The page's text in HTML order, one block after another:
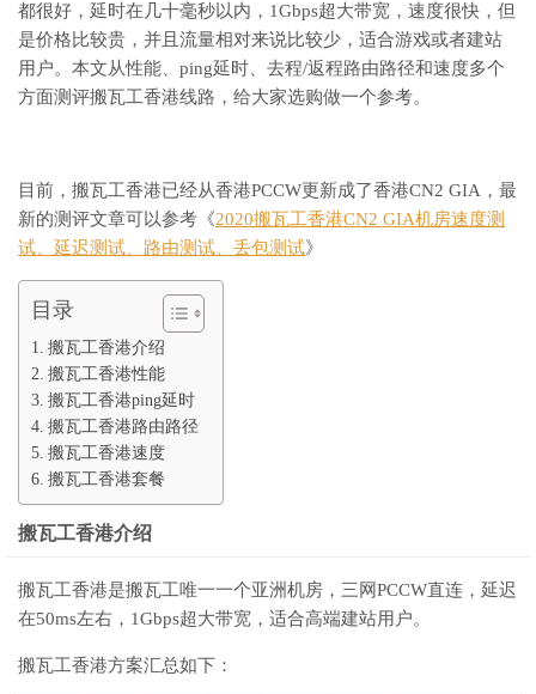
都很好，延时在几十毫秒以内，1Gbps超大带宽，速度很快，但
是价格比较贵，并且流量相对来说比较少，适合游戏或者建站
用户。本文从性能、ping延时、去程/返程路由路径和速度多个
方面测评搬瓦工香港线路，给大家选购做一个参考。
目前，搬瓦工香港已经从香港PCCW更新成了香港CN2 GIA，最
新的测评文章可以参考《2020搬瓦工香港CN2 GIA机房速度测
试、延迟测试、路由测试、丢包测试》
目录
搬瓦工香港介绍
搬瓦工香港性能
搬瓦工香港ping延时
搬瓦工香港路由路径
搬瓦工香港速度
搬瓦工香港套餐
搬瓦工香港介绍
搬瓦工香港是搬瓦工唯一一个亚洲机房，三网PCCW直连，延迟
在50ms左右，1Gbps超大带宽，适合高端建站用户。
搬瓦工香港方案汇总如下：